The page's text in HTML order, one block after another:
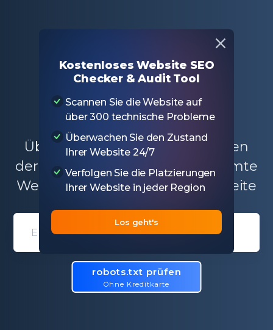
Robots.txt Tester
Robots.txt Tester
Überprüfen Sie die Einstellungen
der robots.txt-Datei für die gesamte
Website oder eine bestimmte Seite
Domain entry form for site
robots.txt prüfen
Ohne Kreditkarte
Kostenloses Website SEO
Checker & Audit Tool
Scannen Sie die Website auf
über 300 technische Probleme
Überwachen Sie den Zustand
Ihrer Website 24/7
Verfolgen Sie die Platzierungen
Ihrer Website in jeder Region
Los geht's